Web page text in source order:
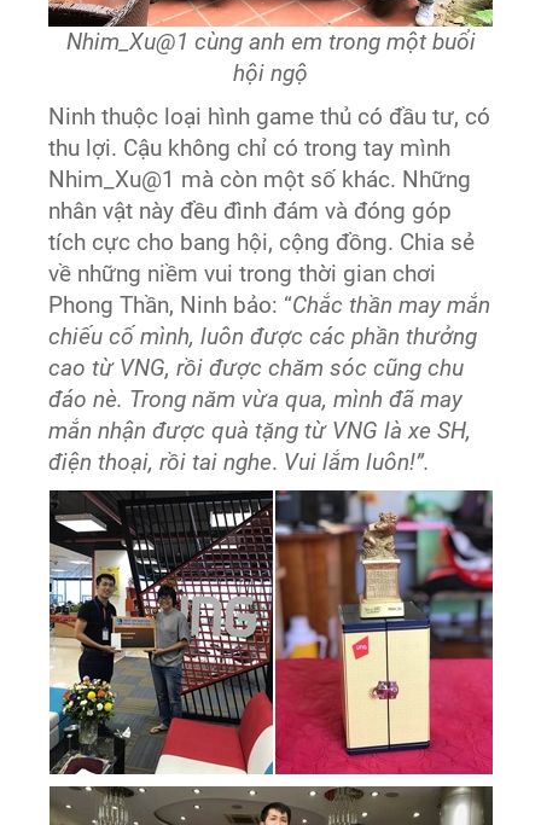
Nhim_Xu@1 cùng anh em trong một buổi
hội ngộ
Ninh thuộc loại hình game thủ có đầu tư, có
thu lợi. Cậu không chỉ có trong tay mình
Nhim_Xu@1 mà còn một số khác. Những
nhân vật này đều đình đám và đóng góp
tích cực cho bang hội, cộng đồng. Chia sẻ
về những niềm vui trong thời gian chơi
Phong Thần, Ninh bảo: “Chắc thần may mắn
chiếu cố mình, luôn được các phần thưởng
cao từ VNG, rồi được chăm sóc cũng chu
đáo nè. Trong năm vừa qua, mình đã may
mắn nhận được quà tặng từ VNG là xe SH,
điện thoại, rồi tai nghe. Vui lắm luôn!”.